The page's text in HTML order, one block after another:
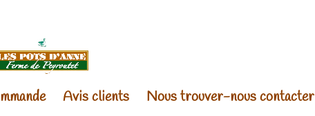
Avis clients Nous trouver-nous contacter